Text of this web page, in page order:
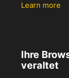
Learn more
Ihre
veraltet